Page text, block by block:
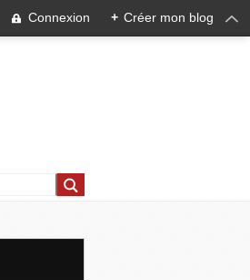
Connexion + Créer mon blog